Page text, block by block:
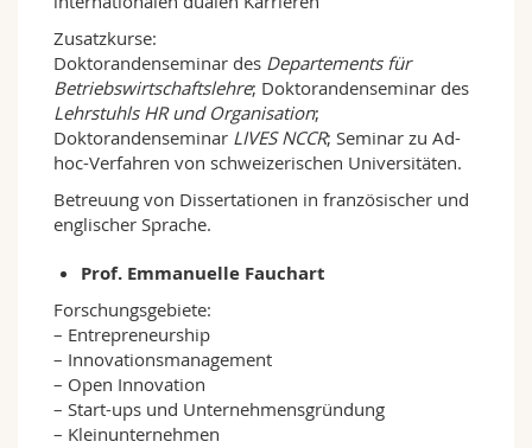
Zusatzkurse:
Doktorandenseminar des Departements für
Betriebswirtschaftslehre; Doktorandenseminar des
Lehrstuhls HR und Organisation;
Doktorandenseminar LIVES NCCR; Seminar zu Ad-
hoc-Verfahren von schweizerischen Universitäten.
Betreuung von Dissertationen in französischer und
englischer Sprache.
Prof. Emmanuelle Fauchart
Forschungsgebiete:
– Entrepreneurship
– Innovationsmanagement
– Open Innovation
– Start-ups und Unternehmensgründung
– Kleinunternehmen